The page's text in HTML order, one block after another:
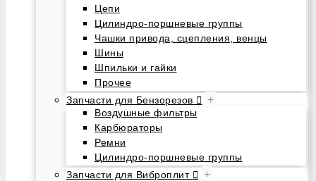
Цепи
Цилиндро-поршневые группы
Чашки привода, сцепления, венцы
Шины
Шпильки и гайки
Прочее
Запчасти для Бензорезов
+
Воздушные фильтры
Карбюраторы
Ремни
Цилиндро-поршневые группы
Запчасти для Виброплит
+